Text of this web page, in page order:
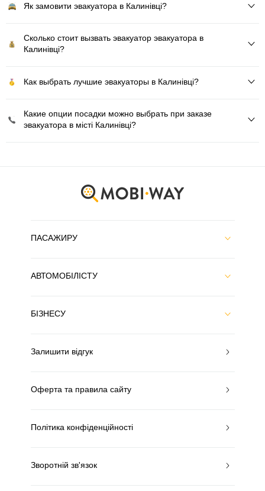
Як замовити эвакуатора в Калинівці?
Сколько стоит вызвать эвакуатор эвакуатора в
Калинівці?
Как выбрать лучшие эвакуаторы в Калинівці?
Какие опции посадки можно выбрать при заказе
эвакуатора в місті Калинівці?
ПАСАЖИРУ
АВТОМОБІЛІСТУ
БІЗНЕСУ
Залишити відгук
Оферта та правила сайту
Політика конфіденційності
Зворотній зв'язок